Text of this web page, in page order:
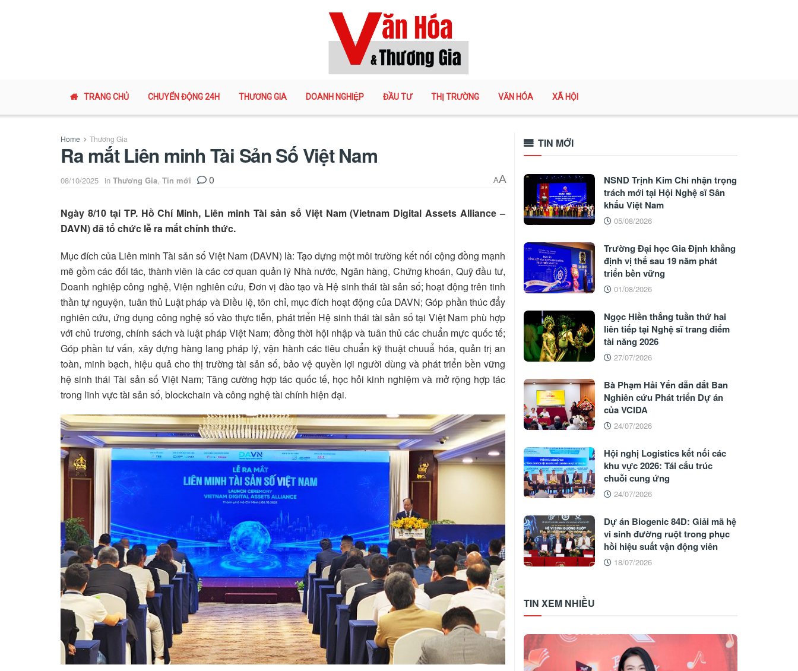
TRANG CHỦ CHUYỂN ĐỘNG 24H THƯƠNG GIA DOANH NGHIỆP ĐẦU TƯ THỊ TRƯỜNG VĂN HÓA XÃ HỘI
Home Thương Gia
Ra mắt Liên minh Tài Sản Số Việt Nam
08/10/2025 in Thương Gia, Tin mới 0 AA
Ngày 8/10 tại TP. Hồ Chí Minh, Liên minh Tài sản số Việt Nam (Vietnam Digital Assets Alliance –
DAVN) đã tổ chức lễ ra mắt chính thức.
Mục đích của Liên minh Tài sản số Việt Nam (DAVN) là: Tạo dựng một môi trường kết nối cộng đồng mạnh
mẽ gồm các đối tác, thành viên là các cơ quan quản lý Nhà nước, Ngân hàng, Chứng khoán, Quỹ đầu tư,
Doanh nghiệp công nghệ, Viện nghiên cứu, Đơn vị đào tạo và Hệ sinh thái tài sản số; hoạt động trên tinh
thần tự nguyện, tuân thủ Luật pháp và Điều lệ, tôn chỉ, mục đích hoạt động của DAVN; Góp phần thúc đẩy
nghiên cứu, ứng dụng công nghệ số vào thực tiễn, phát triển Hệ sinh thái tài sản số tại Việt Nam phù hợp
với chủ trương, chính sách và luật pháp Việt Nam; đồng thời hội nhập và tuân thủ các chuẩn mực quốc tế;
Góp phần tư vấn, xây dựng hàng lang pháp lý, vận hành các tiêu chuẩn kỹ thuật chuuẩ hóa, quản trị an
toàn, minh bạch, hiệu quả cho thị trường tài sản số, bảo vệ quyền lợi người dùng và phát triển bền vững
hệ sinh thái Tài sản số Việt Nam; Tăng cường hợp tác quốc tế, học hỏi kinh nghiệm và mở rộng hợp tác
trong lĩnh vực tài sản số, blockchain và công nghệ tài chính hiện đại.
TIN MỚI
NSND Trịnh Kim Chi nhận trọng
trách mới tại Hội Nghệ sĩ Sân
khấu Việt Nam
05/08/2026
Trường Đại học Gia Định khẳng
định vị thế sau 19 năm phát
triển bền vững
01/08/2026
Ngọc Hiền thắng tuần thứ hai
liên tiếp tại Nghệ sĩ trang điểm
tài năng 2026
27/07/2026
Bà Phạm Hải Yến dẫn dắt Ban
Nghiên cứu Phát triển Dự án
của VCIDA
24/07/2026
Hội nghị Logistics kết nối các
khu vực 2026: Tái cấu trúc
chuỗi cung ứng
24/07/2026
Dự án Biogenic 84D: Giải mã hệ
vi sinh đường ruột trong phục
hồi hiệu suất vận động viên
18/07/2026
TIN XEM NHIỀU